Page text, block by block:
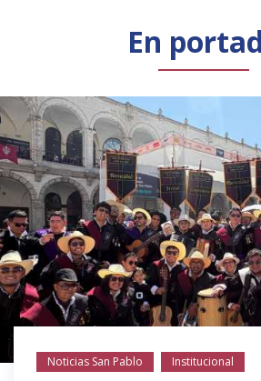
En
Noticias San Pablo Institucional